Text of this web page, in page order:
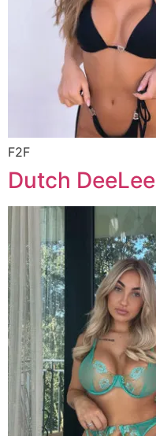
F2F
Dutch DeeLee